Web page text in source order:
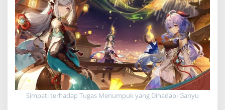
Simpati terhadap Tugas Menumpuk yang Dihadapi Ganyu